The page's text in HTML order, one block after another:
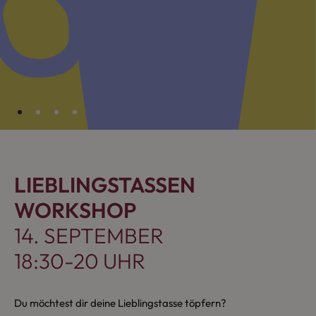
LIEBLINGSTASSEN
WORKSHOP
14. SEPTEMBER
18:30-20 UHR
Du möchtest dir deine Lieblingstasse töpfern?